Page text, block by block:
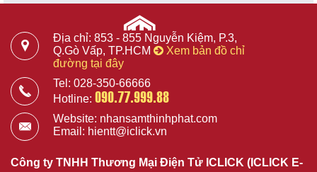
Địa chỉ: 853 - 855 Nguyễn Kiệm, P.3,
Q.Gò Vấp, TP.HCM
Xem bản đồ chỉ
đường tại đây
Tel: 028-350-66666
Hotline: 090.77.999.88
Website: nhansamthinhphat.com
Email: hientt@iclick.vn
Công ty TNHH Thương Mại Điện Tử ICLICK (ICLICK E-